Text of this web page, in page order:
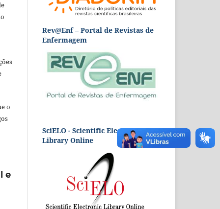
o
e
Rev@Enf – Portal de Revistas de
Enfermagem
SciELO - Scientific Electronic
Library Online